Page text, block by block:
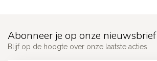
Abonneer je op onze nieuwsbrief
Blijf op de hoogte over onze laatste acties